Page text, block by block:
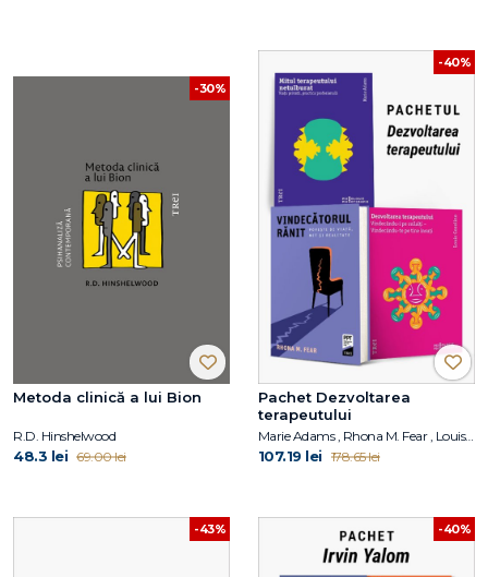
-30%
Metoda clinică a lui Bion
R.D. Hinshelwood
48.3 lei 69.00 lei
-40%
Pachet Dezvoltarea
terapeutului
Marie Adams , Rhona M. Fear , Louis Cozolino
107.19 lei 178.65 lei
-43% -40%